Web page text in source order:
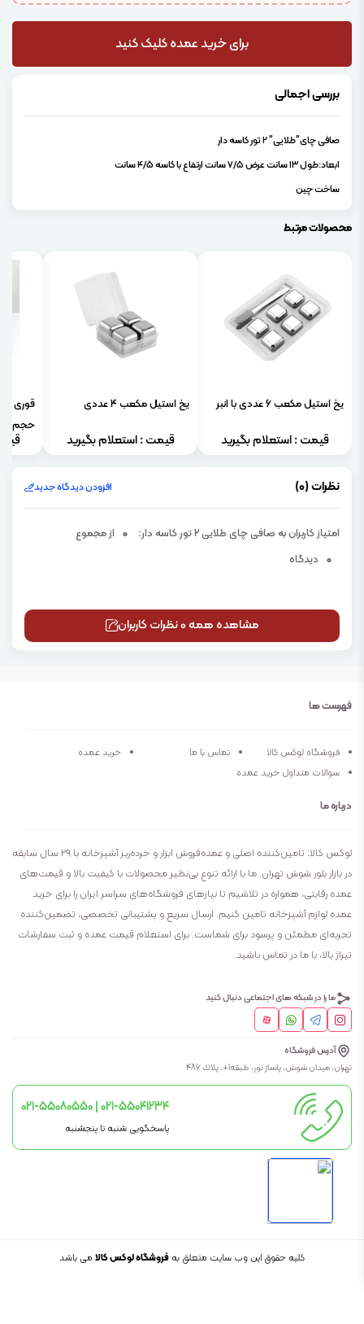
برای خرید عمده کلیک کنید
بررسی اجمالی
صافی چای”طلایی” 2 تور کاسه دار
ابعاد:طول 13 سانت عرض 7/5 سانت ارتفاع با کاسه 4/5 سانت
ساخت چین
محصولات مرتبط
یخ استیل مکعب 6 عددی با انبر
قیمت : استعلام بگیرید
یخ استیل مکعب 4 عددی
قیمت : استعلام بگیرید
قوری
حجم 800 میلی لیتر
نظرات (0) افزودن دیدگاه جدید
امتیاز کاربران به صافی چای طلایی 2 تور کاسه دار: 0 از مجموع
0 دیدگاه
مشاهده همه 0 نظرات کاربران
فهرست ها
فروشگاه لوکس کالا تماس با ما
خرید عمده
سوالات متداول خرید عمده
درباره ما
لوکس کالا: تامین‌کننده اصلی و عمده‌فروش ابزار و خرده‌ریز آشپزخانه با ۲۹ سال سابقه
در بازار بلور شوش تهران. ما با ارائه تنوع بی‌نظیر محصولات با کیفیت بالا و قیمت‌های
عمده رقابتی، همواره در تلاشیم تا نیازهای فروشگاه‌های سراسر ایران را برای خرید
عمده لوازم آشپزخانه تامین کنیم. ارسال سریع و پشتیبانی تخصصی، تضمین‌کننده
تجربه‌ای مطمئن و پرسود برای شماست. برای استعلام قیمت عمده و ثبت سفارشات
تیراژ بالا، با ما در تماس باشید.
ما را در شبکه های اجتماعی دنبال کنید
آدرس فروشگاه
تهران، ميدان شوش، پاساژ نور، طبقه1+، پلاك 486
021-55080550 | 021-55041234
پاسخگویی شنبه تا پنجشنبه
کلیه حقوق این وب سایت متعلق به فروشگاه لوکس کالامی باشد